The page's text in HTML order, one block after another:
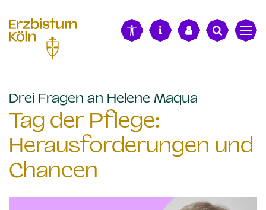
Drei Fragen an Helene Maqua
Tag der Pflege:
Herausforderungen und
Chancen